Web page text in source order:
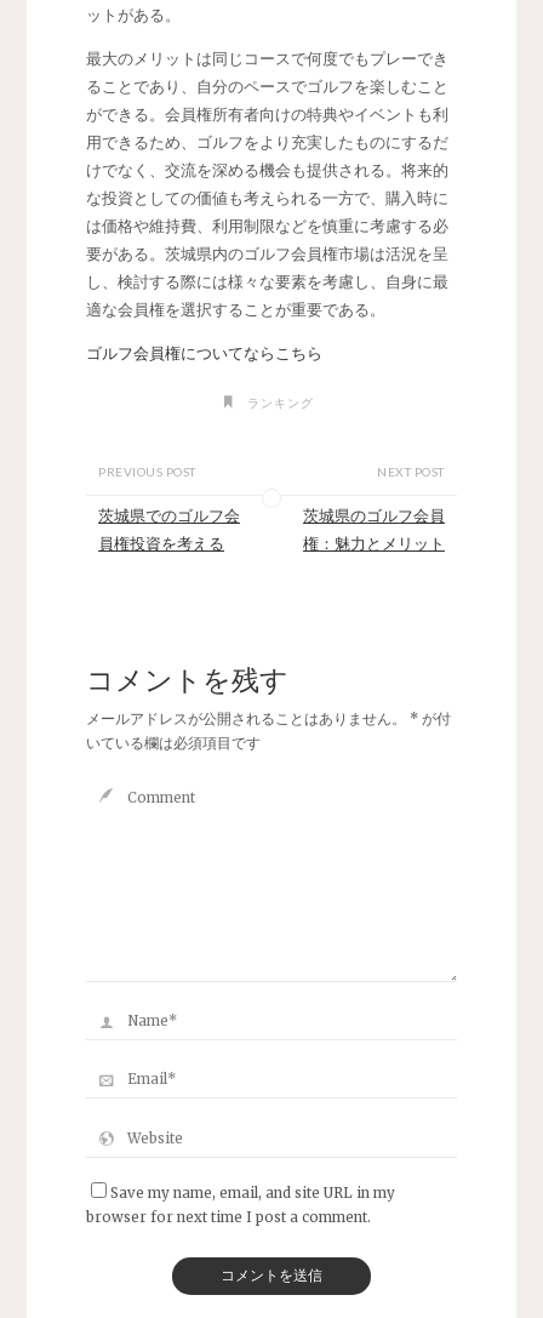
ットがある。
最大のメリットは同じコースで何度でもプレーでき
ることであり、自分のペースでゴルフを楽しむこと
ができる。会員権所有者向けの特典やイベントも利
用できるため、ゴルフをより充実したものにするだ
けでなく、交流を深める機会も提供される。将来的
な投資としての価値も考えられる一方で、購入時に
は価格や維持費、利用制限などを慎重に考慮する必
要がある。茨城県内のゴルフ会員権市場は活況を呈
し、検討する際には様々な要素を考慮し、自身に最
適な会員権を選択することが重要である。
ゴルフ会員権についてならこちら
ランキング
PREVIOUS POST
茨城県でのゴルフ会
員権投資を考える
NEXT POST
茨城県のゴルフ会員
権：魅力とメリット
コメントを残す
メールアドレスが公開されることはありません。 *が付
いている欄は必須項目です
Save my name, email, and site URL in my
browser for next time I post a comment.